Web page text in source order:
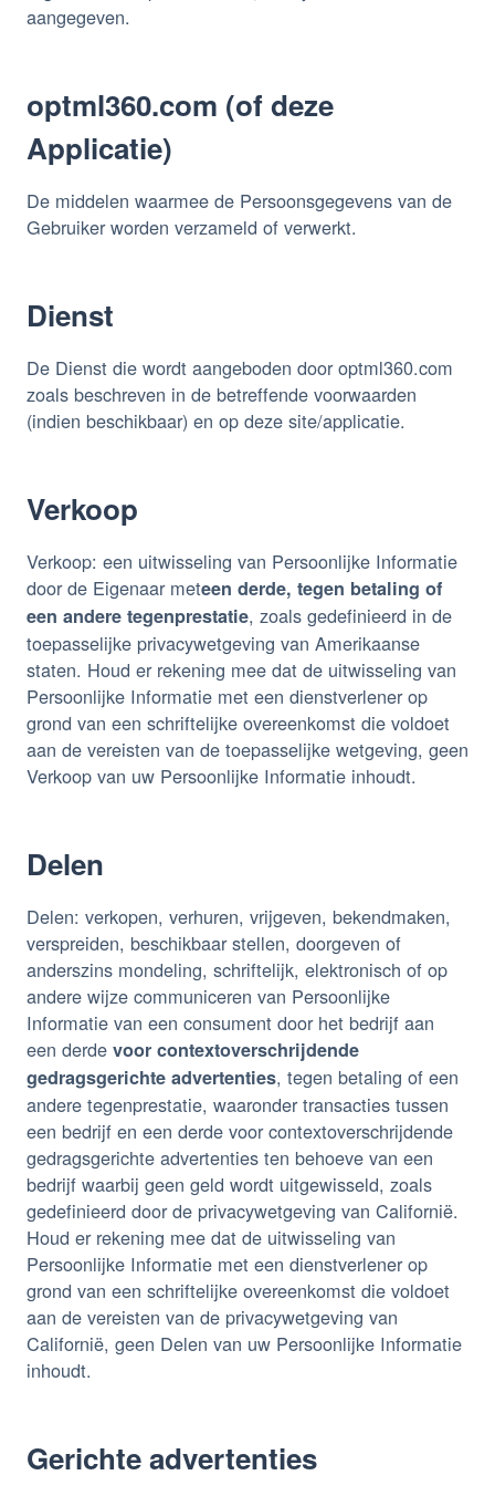
aangegeven.
optml360.com (of deze
Applicatie)
De middelen waarmee de Persoonsgegevens van de
Gebruiker worden verzameld of verwerkt.
Dienst
De Dienst die wordt aangeboden door optml360.com
zoals beschreven in de betreffende voorwaarden
(indien beschikbaar) en op deze site/applicatie.
Verkoop
Verkoop: een uitwisseling van Persoonlijke Informatie
door de Eigenaar meteen derde, tegen betaling of
een andere tegenprestatie, zoals gedefinieerd in de
toepasselijke privacywetgeving van Amerikaanse
staten. Houd er rekening mee dat de uitwisseling van
Persoonlijke Informatie met een dienstverlener op
grond van een schriftelijke overeenkomst die voldoet
aan de vereisten van de toepasselijke wetgeving, geen
Verkoop van uw Persoonlijke Informatie inhoudt.
Delen
Delen: verkopen, verhuren, vrijgeven, bekendmaken,
verspreiden, beschikbaar stellen, doorgeven of
anderszins mondeling, schriftelijk, elektronisch of op
andere wijze communiceren van Persoonlijke
Informatie van een consument door het bedrijf aan
een derde voor contextoverschrijdende
gedragsgerichte advertenties, tegen betaling of een
andere tegenprestatie, waaronder transacties tussen
een bedrijf en een derde voor contextoverschrijdende
gedragsgerichte advertenties ten behoeve van een
bedrijf waarbij geen geld wordt uitgewisseld, zoals
gedefinieerd door de privacywetgeving van Californië.
Houd er rekening mee dat de uitwisseling van
Persoonlijke Informatie met een dienstverlener op
grond van een schriftelijke overeenkomst die voldoet
aan de vereisten van de privacywetgeving van
Californië, geen Delen van uw Persoonlijke Informatie
inhoudt.
Gerichte advertenties